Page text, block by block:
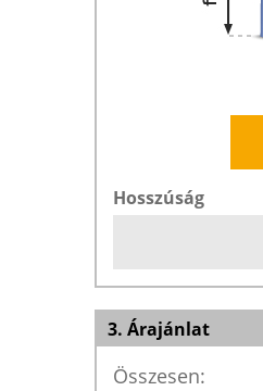
Hosszúság
3. Árajánlat
Összesen: